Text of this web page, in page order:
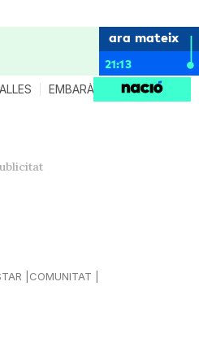
ara mateix
21:13
EMBARÀS CRIANÇA
COMUNITAT